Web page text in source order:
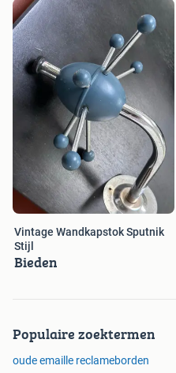
Vintage Wandkapstok Sputnik
Stijl
Bieden
Populaire zoektermen
oude emaille reclameborden